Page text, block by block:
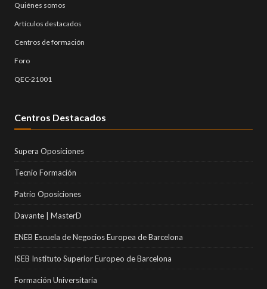
Quiénes somos
Artículos destacados
Centros de formación
Foro
QEC-21001
Centros Destacados
Supera Oposiciones
Tecnio Formación
Patrio Oposiciones
Davante | MasterD
ENEB Escuela de Negocios Europea de Barcelona
ISEB Instituto Superior Europeo de Barcelona
Formación Universitaria